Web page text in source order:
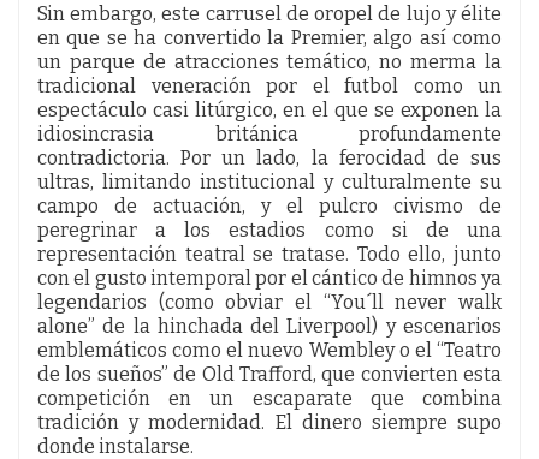
Sin embargo, este carrusel de oropel de lujo y élite
en que se ha convertido la Premier, algo así como
un parque de atracciones temático, no merma la
tradicional veneración por el futbol como un
espectáculo casi litúrgico, en el que se exponen la
idiosincrasia británica profundamente
contradictoria. Por un lado, la ferocidad de sus
ultras, limitando institucional y culturalmente su
campo de actuación, y el pulcro civismo de
peregrinar a los estadios como si de una
representación teatral se tratase. Todo ello, junto
con el gusto intemporal por el cántico de himnos ya
legendarios (como obviar el “You´ll never walk
alone” de la hinchada del Liverpool) y escenarios
emblemáticos como el nuevo Wembley o el “Teatro
de los sueños” de Old Trafford, que convierten esta
competición en un escaparate que combina
tradición y modernidad. El dinero siempre supo
donde instalarse.